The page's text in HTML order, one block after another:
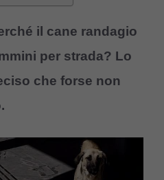
il cane randagio
per strada? Lo
che forse non